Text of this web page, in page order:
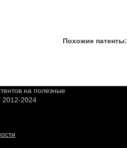
Похожие патенты:
на полезные
2012-2024